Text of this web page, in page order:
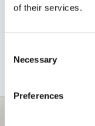
of their services.
Selection
Necessary
Preferences
aankunnen.